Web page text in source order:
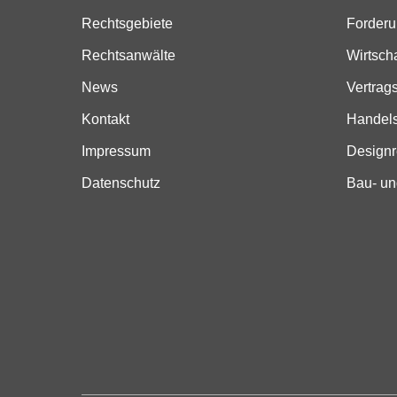
Rechtsgebiete
Rechtsanwälte
News
Kontakt
Impressum
Datenschutz Bau-